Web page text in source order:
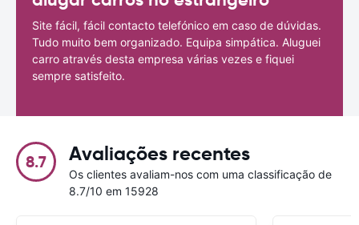
Site fácil, fácil contacto telefónico em caso de dúvidas.
Tudo muito bem organizado. Equipa simpática. Aluguei
carro através desta empresa várias vezes e fiquei
sempre satisfeito.
8.7 Avaliações recentes
Os clientes avaliam-nos com uma classificação de
8.7/10 em 15928